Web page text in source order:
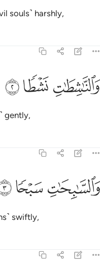
souls˺ harshly,
والناشطات نشطا ٢
وَٱلنَّـٰشِطَـٰتِ نَشْطًۭا ٢
ﲕﲖﲗ
gently,
والسابحات سبحا ٣
وَٱلسَّـٰبِحَـٰتِ سَبْحًۭا ٣
ﲘﲙ
swiftly,